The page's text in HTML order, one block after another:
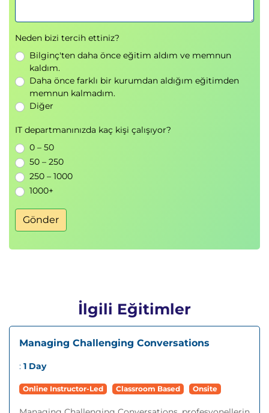
Neden bizi tercih ettiniz?
Bilginç'ten daha önce eğitim aldım ve memnun
kaldım.
Daha önce farklı bir kurumdan aldığım eğitimden
memnun kalmadım.
Diğer
IT departmanınızda kaç kişi çalışıyor?
0 – 50
50 – 250
250 – 1000
1000+
Gönder
İlgili Eğitimler
Managing Challenging Conversations
: 1 Day
Online Instructor-Led Classroom Based Onsite